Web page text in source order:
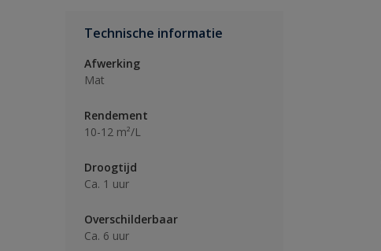
Technische informatie
Afwerking
Mat
Rendement
10-12 m²/L
Droogtijd
Ca. 1 uur
Overschilderbaar
Ca. 6 uur